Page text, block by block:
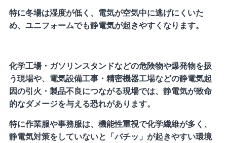
特に冬場は湿度が低く、電気が空気中に逃げにくいた
め、ユニフォームでも静電気が起きやすくなります。
化学工場・ガソリンスタンドなどの危険物や爆発物を扱
う現場や、電気設備工事・精密機器工場などの静電気起
因の引火・製品不良につながる現場では、静電気が致命
的なダメージを与える恐れがあります。
特に作業服や事務服は、機能性重視で化学繊維が多く、
静電気対策をしていないと「バチッ」が起きやすい環境